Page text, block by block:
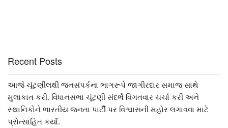
Recent Posts
આજે ચૂંટણીલક્ષી જનસંપર્કના ભાગરૂપે જાગીરદાર સમાજ સાથે
મુલાકાત કરી. વિધાનસભા ચૂંટણી સંદર્ભે વિગતવાર ચર્ચા કરી અને
સ્થાનિકોને ભારતીય જનતા પાર્ટી પર વિશ્વાસની મહોર લગાવવા માટે
પ્રોત્સાહિત કર્યા.